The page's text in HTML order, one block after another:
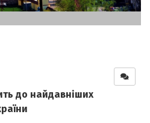
до найдавніших